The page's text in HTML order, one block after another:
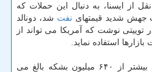
از ایسنا، به دنبال این حملات كه
جهش شدید قیمتهای نفت شد، دونالد
نوشت كه آمریكا می تواند از
استفاده نماید.
نفتی كه وی اشاره داشت به بیشتر از ۶۴۰ میلیون بشكه بالغ می